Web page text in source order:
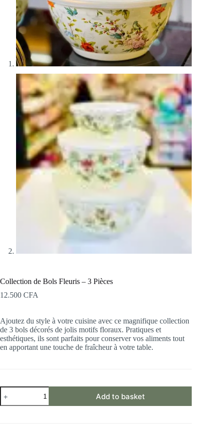
Collection de Bols Fleuris – 3 Pièces
12.500 CFA
Ajoutez du style à votre cuisine avec ce magnifique collection
de 3 bols décorés de jolis motifs floraux. Pratiques et
esthétiques, ils sont parfaits pour conserver vos aliments tout
en apportant une touche de fraîcheur à votre table.
Collection
de
Bols
Add to basket